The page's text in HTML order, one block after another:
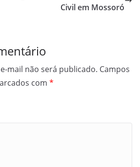
Civil em Mossoró
mail não será publicado. Campos
com *